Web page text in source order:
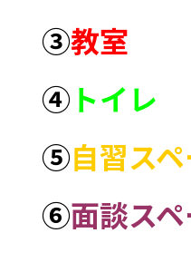
➂教室
④ トイレ
⑤自習ス
⑥面談ス